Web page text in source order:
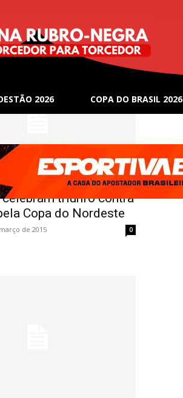
2026 COPA DO BRASIL 2026
triunfo contra
Copa do Nordeste
de 2015 0